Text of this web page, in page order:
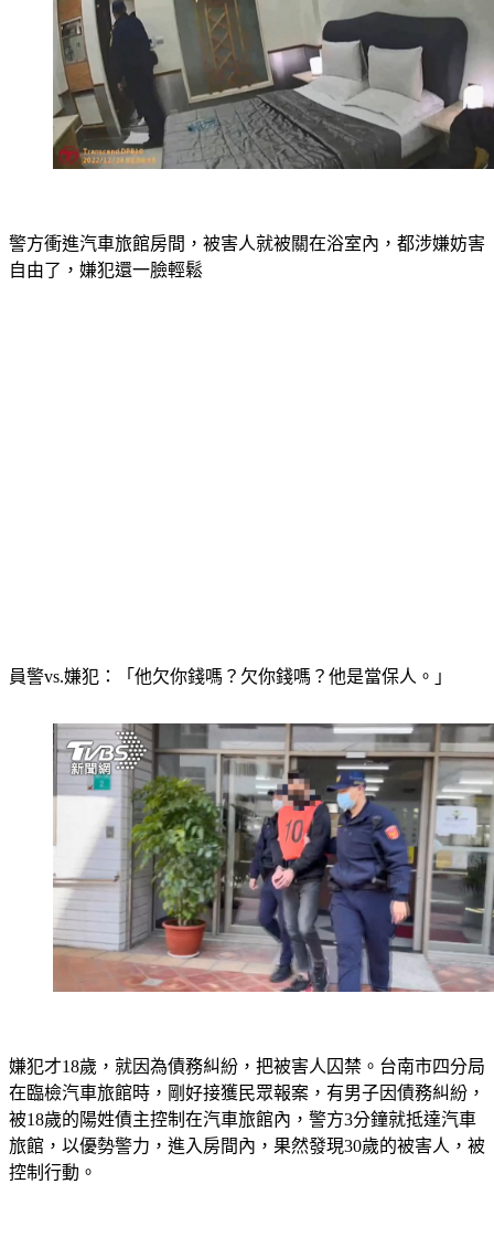
警方衝進汽車旅館房間，被害人就被關在浴室內，都涉嫌妨害
自由了，嫌犯還一臉輕鬆
員警vs.嫌犯：「他欠你錢嗎？欠你錢嗎？他是當保人。」
嫌犯才18歲，就因為債務糾紛，把被害人囚禁。台南市四分局
在臨檢汽車旅館時，剛好接獲民眾報案，有男子因債務糾紛，
被18歲的陽姓債主控制在汽車旅館內，警方3分鐘就抵達汽車
旅館，以優勢警力，進入房間內，果然發現30歲的被害人，被
控制行動。